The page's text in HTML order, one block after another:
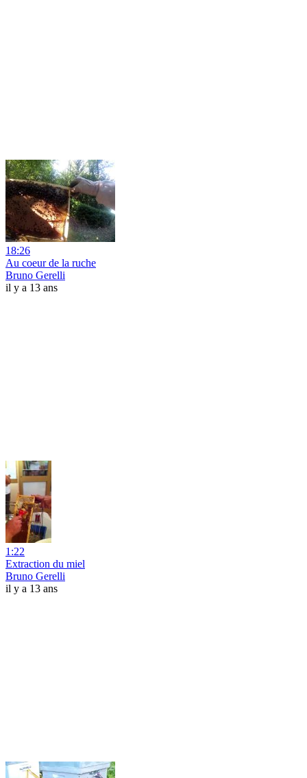
18:26
Au coeur de la ruche
Bruno Gerelli
il y a 13 ans
1:22
Extraction du miel
Bruno Gerelli
il y a 13 ans